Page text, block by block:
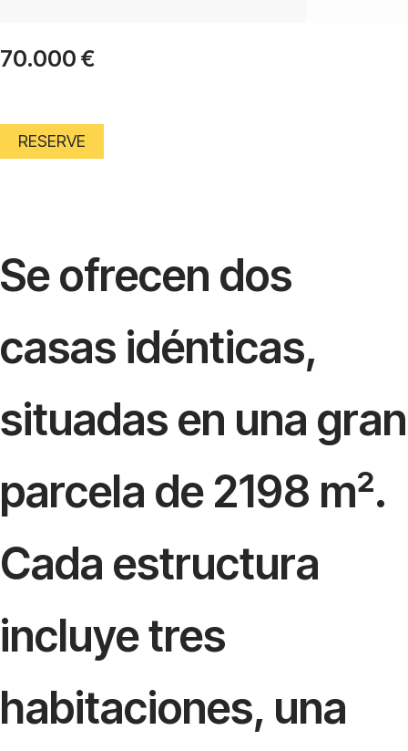
70.000 €
RESERVE
Se ofrecen dos
casas idénticas,
situadas en una gran
parcela de 2198 m².
Cada estructura
incluye tres
habitaciones, una